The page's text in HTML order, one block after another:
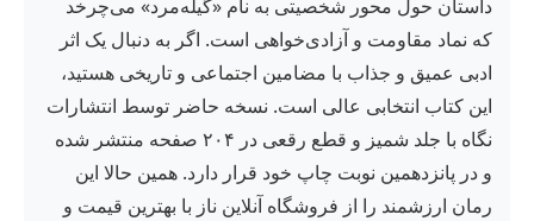
داستان حول محور شخصیتی به نام «گیله‌مرد» می‌چرخد
که نماد مقاومت و آزادی‌خواهی است. اگر به دنبال یک اثر
ادبی عمیق و جذاب با مضامین اجتماعی و تاریخی هستید،
این کتاب انتخابی عالی است. نسخه حاضر توسط انتشارات
نگاه با جلد شمیز و قطع رقعی در ۲۰۴ صفحه منتشر شده
و در پانزدهمین نوبت چاپ خود قرار دارد. همین حالا این
رمان ارزشمند را از فروشگاه آنلاین ناز با بهترین قیمت و